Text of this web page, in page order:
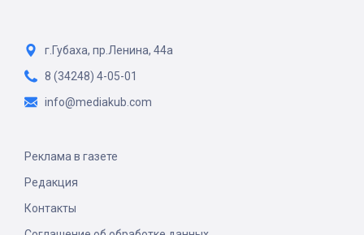
г.Губаха, пр.Ленина, 44а
8 (34248) 4-05-01
info@mediakub.com
Реклама в газете
Редакция
Контакты